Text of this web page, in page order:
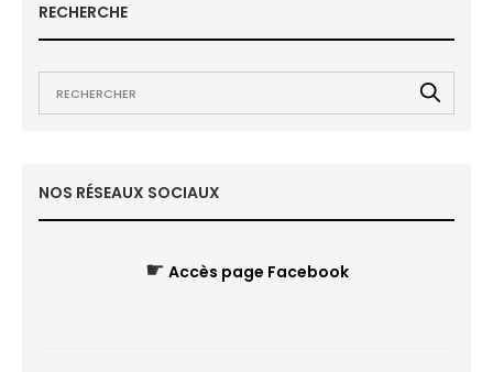
RECHERCHE
NOS RÉSEAUX SOCIAUX
☛ Accès page Facebook